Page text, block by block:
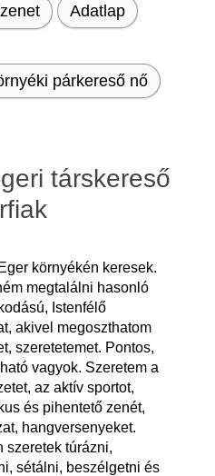
Adatlap
párkereső nő
társkereső
környékén keresek.
megtalálni hasonló
Istenfélő
akivel megoszthatom
szeretetemet. Pontos,
vagyok. Szeretem a
az aktív sportot,
és pihentető zenét,
hangversenyeket.
szeretek túrázni,
sétálni, beszélgetni és